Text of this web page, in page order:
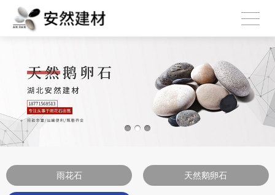
雨花石 天然鹅卵石